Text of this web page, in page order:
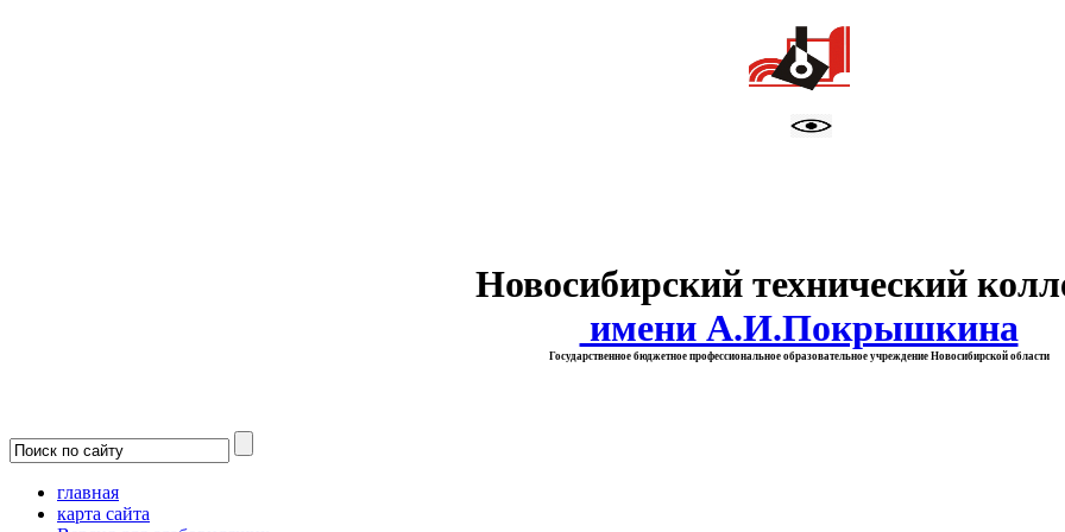
Новосибирский технический
имени А.И.Покрышкина
Государственное бюджетное профессиональное образовательное учреждение Новосибирской области
главная
карта сайта